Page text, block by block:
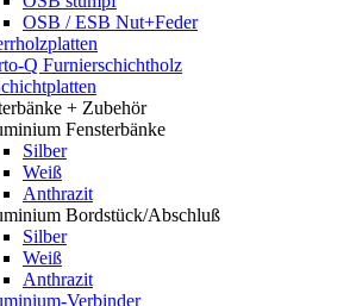
OSB / ESB Nut+Feder
Q Furnierschichtholz
+ Zubehör
Fensterbänke
Silber
Weiß
Anthrazit
Bordstück/Abschluß
Silber
Weiß
Anthrazit
Verbinder